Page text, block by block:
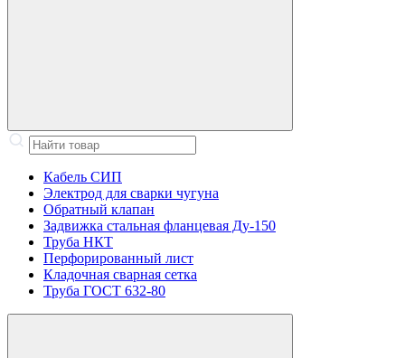
Кабель СИП
Электрод для сварки чугуна
Обратный клапан
Задвижка стальная фланцевая Ду-150
Труба НКТ
Перфорированный лист
Кладочная сварная сетка
Труба ГОСТ 632-80